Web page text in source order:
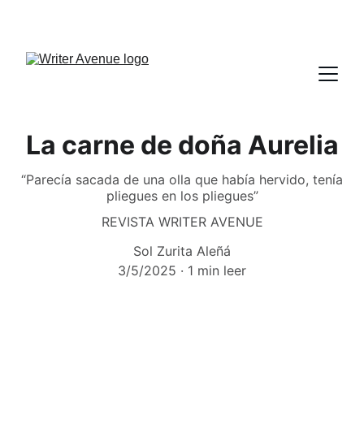
La carne de doña Aurelia
“Parecía sacada de una olla que había hervido, tenía
pliegues en los pliegues”
REVISTA WRITER AVENUE
Sol Zurita Aleñá
3/5/2025
1 min leer